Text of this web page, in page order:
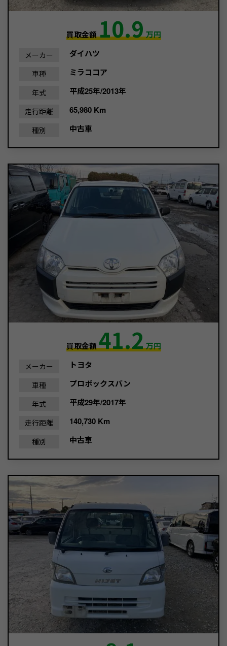
買取金額10.9万円
メーカー ダイハツ
車種 ミラココア
年式 平成25年/2013年
走行距離 65,980 Km
種別 中古車
買取金額41.2万円
メーカー トヨタ
車種 プロボックスバン
年式 平成29年/2017年
走行距離 140,730 Km
種別 中古車